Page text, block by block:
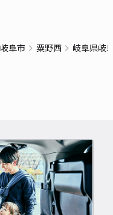
岐阜市 粟野西 岐阜県岐